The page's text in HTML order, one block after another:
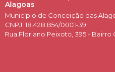
Alagoas
Município de Conceição das
CNPJ: 18.428.854/0001-39
Rua Floriano Peixoto, 395 - Bairro